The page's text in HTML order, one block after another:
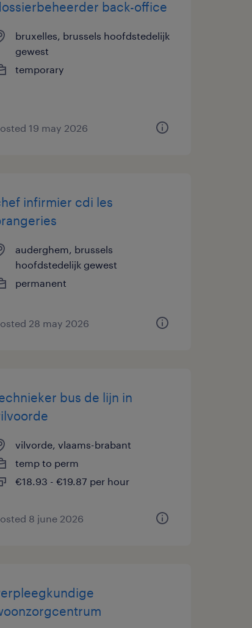
back-office
bruxelles, brussels hoofdstedelijk
gewest
temporary
19 may 2026
infirmier cdi les
auderghem, brussels
hoofdstedelijk gewest
permanent
28 may 2026
bus de lijn in
vilvorde, vlaams-brabant
temp to perm
€18.93 - €19.87 per hour
8 june 2026